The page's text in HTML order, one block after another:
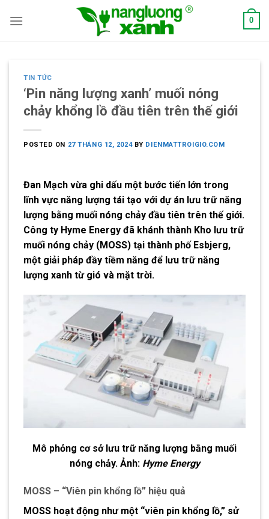
0
TIN TỨC
‘Pin năng lượng xanh’ muối nóng
chảy khổng lồ đầu tiên trên thế giới
POSTED ON 27 THÁNG 12, 2024BY DIENMATTROIGIO.COM
Đan Mạch vừa ghi dấu một bước tiến lớn trong
lĩnh vực năng lượng tái tạo với dự án lưu trữ năng
lượng bằng muối nóng chảy đầu tiên trên thế giới.
Công ty Hyme Energy đã khánh thành Kho lưu trữ
muối nóng chảy (MOSS) tại thành phố Esbjerg,
một giải pháp đầy tiềm năng để lưu trữ năng
lượng xanh từ gió và mặt trời.
Mô phỏng cơ sở lưu trữ năng lượng bằng muối
nóng chảy. Ảnh: Hyme Energy
MOSS – “Viên pin khổng lồ” hiệu quả
MOSS hoạt động như một “viên pin khổng lồ,” sử